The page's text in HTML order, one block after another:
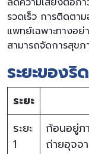
รวดเร็ว การติดตา
แพทย์เฉพาะทางอย่
สามารถจัดการสุขภ
ระยะของริ
ระยะ
ระยะ
1
ก้อนอยู่ภ
ถ่ายอุจจ